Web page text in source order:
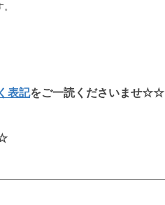
表記をご一読くださいませ☆☆